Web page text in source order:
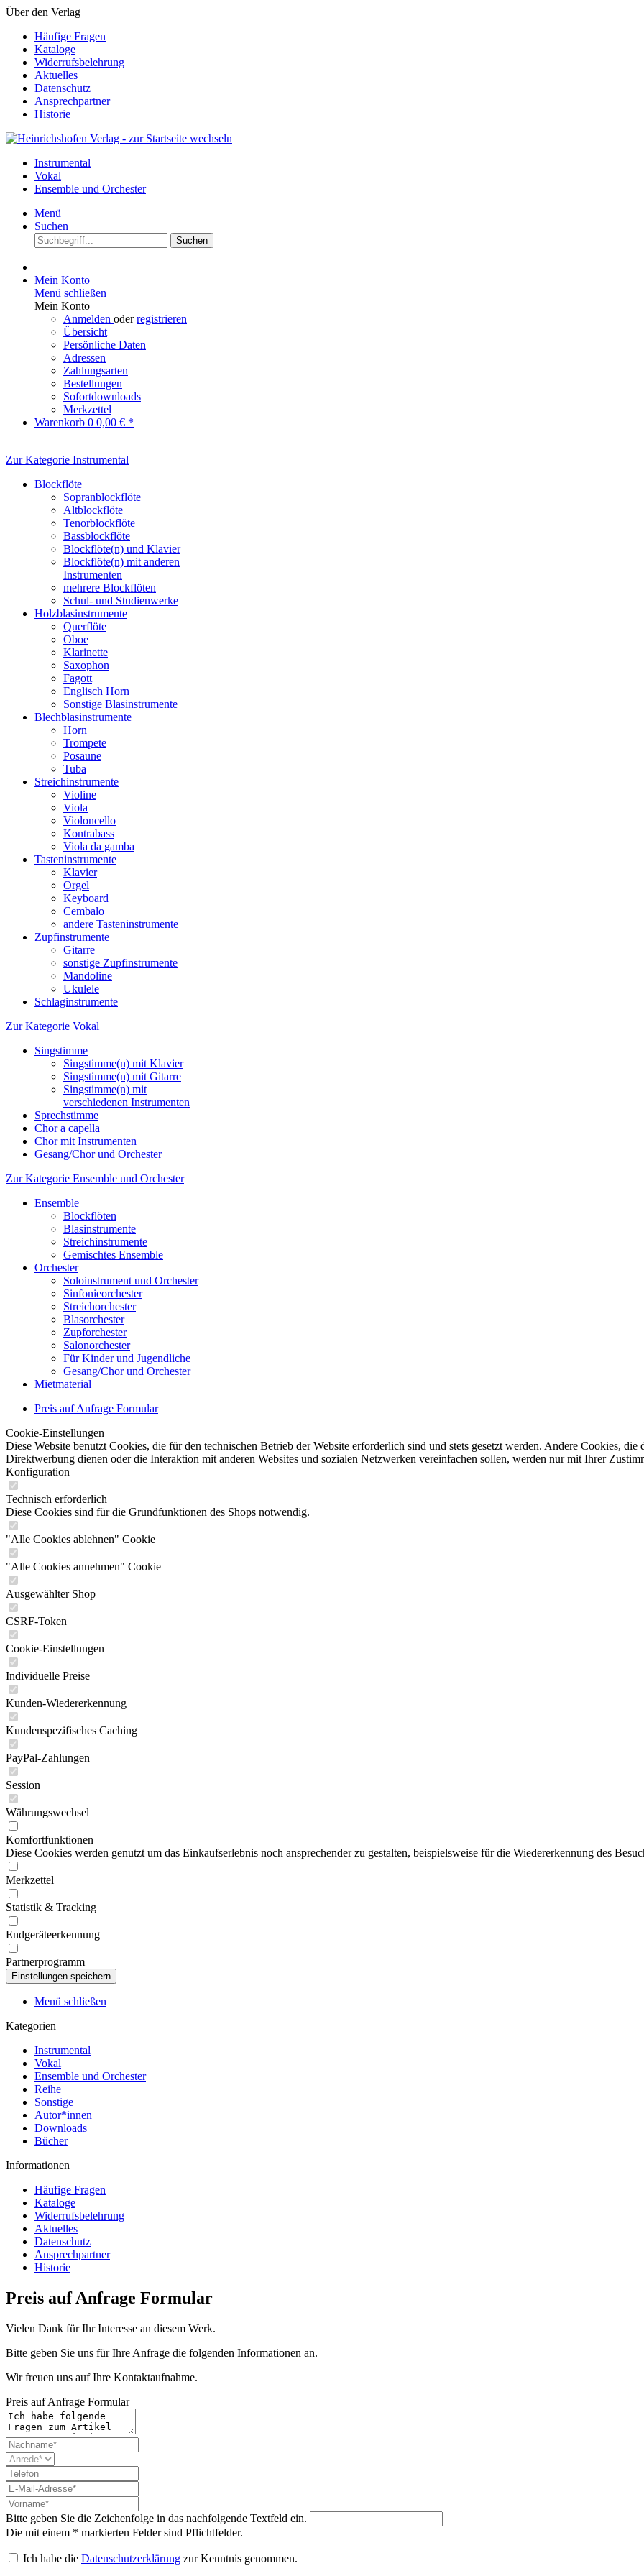
Über den Verlag
Häufige Fragen
Kataloge
Widerrufsbelehrung
Aktuelles
Datenschutz
Ansprechpartner
Historie
Instrumental
Vokal
Ensemble und Orchester
Menü
Suchen
Suchen
Mein Konto
Menü schließen
Mein Konto
Anmelden oderregistrieren
Übersicht
Persönliche Daten
Adressen
Zahlungsarten
Bestellungen
Sofortdownloads
Merkzettel
Warenkorb 0 0,00 € *
Zur Kategorie Instrumental
Blockflöte
Sopranblockflöte
Altblockflöte
Tenorblockflöte
Bassblockflöte
Blockflöte(n) und Klavier
Blockflöte(n) mit anderen
Instrumenten
mehrere Blockflöten
Schul- und Studienwerke
Holzblasinstrumente
Querflöte
Oboe
Klarinette
Saxophon
Fagott
Englisch Horn
Sonstige Blasinstrumente
Blechblasinstrumente
Horn
Trompete
Posaune
Tuba
Streichinstrumente
Violine
Viola
Violoncello
Kontrabass
Viola da gamba
Tasteninstrumente
Klavier
Orgel
Keyboard
Cembalo
andere Tasteninstrumente
Zupfinstrumente
Gitarre
sonstige Zupfinstrumente
Mandoline
Ukulele
Schlaginstrumente
Zur Kategorie Vokal
Singstimme
Singstimme(n) mit Klavier
Singstimme(n) mit Gitarre
Singstimme(n) mit
verschiedenen Instrumenten
Sprechstimme
Chor a capella
Chor mit Instrumenten
Gesang/Chor und Orchester
Zur Kategorie Ensemble und Orchester
Ensemble
Blockflöten
Blasinstrumente
Streichinstrumente
Gemischtes Ensemble
Orchester
Soloinstrument und Orchester
Sinfonieorchester
Streichorchester
Blasorchester
Zupforchester
Salonorchester
Für Kinder und Jugendliche
Gesang/Chor und Orchester
Mietmaterial
Preis auf Anfrage Formular
Cookie-Einstellungen
Diese Website benutzt Cookies, die für den technischen Betrieb der Website erforderlich sind und stets gesetzt werden. Andere Cookies,
Direktwerbung dienen oder die Interaktion mit anderen Websites und sozialen Netzwerken vereinfachen sollen, werden nur mit Ihrer
Konfiguration
Technisch erforderlich
Diese Cookies sind für die Grundfunktionen des Shops notwendig.
"Alle Cookies ablehnen" Cookie
"Alle Cookies annehmen" Cookie
Ausgewählter Shop
CSRF-Token
Cookie-Einstellungen
Individuelle Preise
Kunden-Wiedererkennung
Kundenspezifisches Caching
PayPal-Zahlungen
Session
Währungswechsel
Komfortfunktionen
Diese Cookies werden genutzt um das Einkaufserlebnis noch ansprechender zu gestalten, beispielsweise für die Wiedererkennung des
Merkzettel
Statistik & Tracking
Endgeräteerkennung
Partnerprogramm
Menü schließen
Kategorien
Instrumental
Vokal
Ensemble und Orchester
Reihe
Sonstige
Autor*innen
Downloads
Bücher
Informationen
Häufige Fragen
Kataloge
Widerrufsbelehrung
Aktuelles
Datenschutz
Ansprechpartner
Historie
Preis auf Anfrage Formular
Vielen Dank für Ihr Interesse an diesem Werk.
Bitte geben Sie uns für Ihre Anfrage die folgenden Informationen an.
Wir freuen uns auf Ihre Kontaktaufnahme.
Preis auf Anfrage Formular
Bitte geben Sie die Zeichenfolge in das nachfolgende Textfeld ein.
Die mit einem * markierten Felder sind Pflichtfelder.
Ich habe die Datenschutzerklärung zur Kenntnis genommen.